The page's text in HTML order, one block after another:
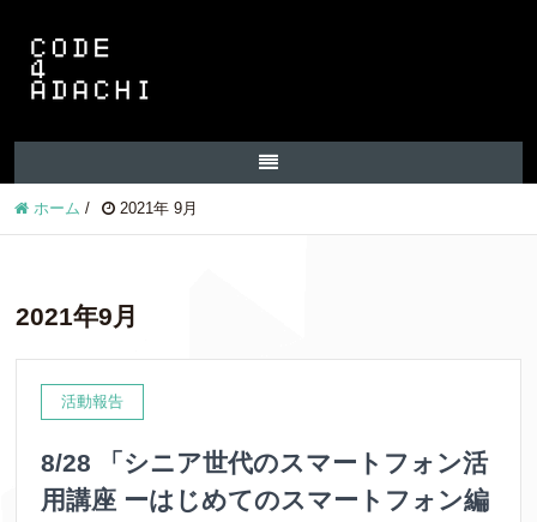
ホーム / 2021年 9月
2021年9月
活動報告
8/28 「シニア世代のスマートフォン活
用講座 ーはじめてのスマートフォン編